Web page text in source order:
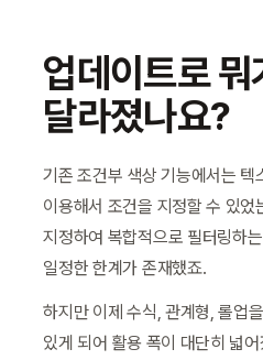
업데이트로 뭐
달라졌나요?
기존 조건부 색상 기능에서는 텍
이용해서 조건을 지정할 수 있
지정하여 복합적으로 필터링하
일정한 한계가 존재했죠.
하지만 이제 수식, 관계형, 롤업
있게 되어 활용 폭이 대단히 넓